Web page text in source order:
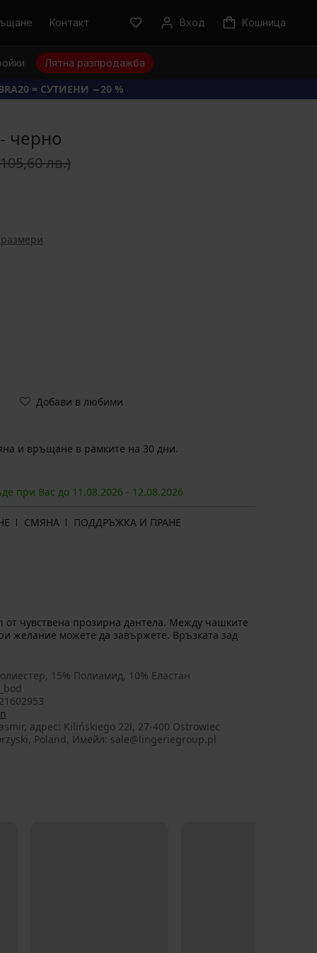
Контакт Вход Kошница
Лятна разпродажба
= СУТИЕНИ −20 %
черно
лв.)
Добави в любими
и връщане в рамките на 30 дни.
при Вас до 11.08.2026 - 12.08.2026
СМЯНА
ПОДДРЪЖКА И ПРАНЕ
от чувствена прозирна дантела. Между чашките
желание можете да завържете. Връзката зад
15% Полиамид, 10% Еластан
aдрес: Kilińskiego 22l, 27-400 Ostrowiec
Poland, Имейл: sale@lingeriegroup.pl